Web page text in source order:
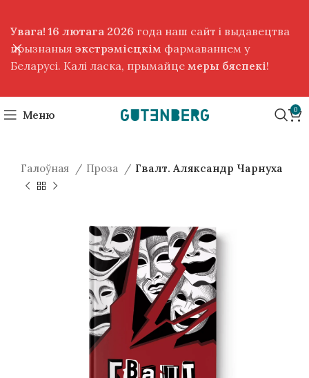
Меню 0
Галоўная Проза Гвалт. Аляксандр Чарнуха
Увага! 16 лютага 2026 года наш сайт і выдавецтва
прызнаныя экстрэмісцкім фармаваннем у
Беларусі. Калі ласка, прымайце меры бяспекі!